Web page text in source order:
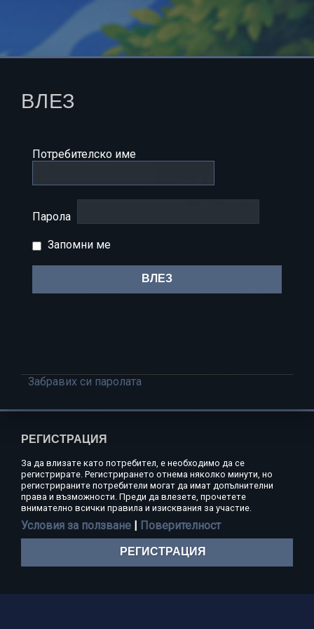
ВЛЕЗ
Потребителско име
Парола
Запомни ме
Забравих си паролата
РЕГИСТРАЦИЯ
За да влизате като потребител, е необходимо да се
регистрирате. Регистрирането отнема няколко минути, но
регистрираните потребители могат да имат допълнителни
права и възможности. Преди да влезете, прочетете
внимателно всички правила и изисквания за участие.
Условия за ползване | Поверителност
РЕГИСТРАЦИЯ